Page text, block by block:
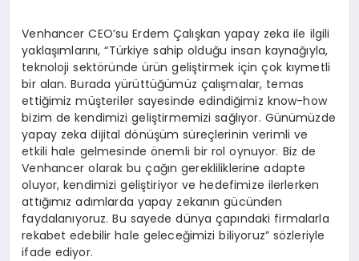
Venhancer CEO’su Erdem Çalışkan yapay zeka ile ilgili
yaklaşımlarını, “Türkiye sahip olduğu insan kaynağıyla,
teknoloji sektöründe ürün geliştirmek için çok kıymetli
bir alan. Burada yürüttüğümüz çalışmalar, temas
ettiğimiz müşteriler sayesinde edindiğimiz know-how
bizim de kendimizi geliştirmemizi sağlıyor. Günümüzde
yapay zeka dijital dönüşüm süreçlerinin verimli ve
etkili hale gelmesinde önemli bir rol oynuyor. Biz de
Venhancer olarak bu çağın gerekliliklerine adapte
oluyor, kendimizi geliştiriyor ve hedefimize ilerlerken
attığımız adımlarda yapay zekanın gücünden
faydalanıyoruz. Bu sayede dünya çapındaki firmalarla
rekabet edebilir hale geleceğimizi biliyoruz” sözleriyle
ifade ediyor.